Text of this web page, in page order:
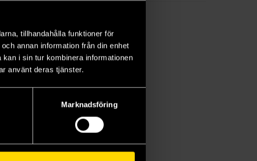
tillhandahålla funktioner för
annan information från din enhet
i sin tur kombinera informationen
använt deras tjänster.
Marknadsföring